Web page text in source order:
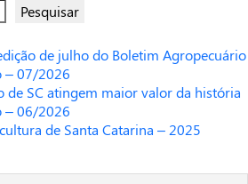
Pesquisar
de julho do Boletim Agropecuário
– 07/2026
de SC atingem maior valor da história
– 06/2026
de Santa Catarina – 2025